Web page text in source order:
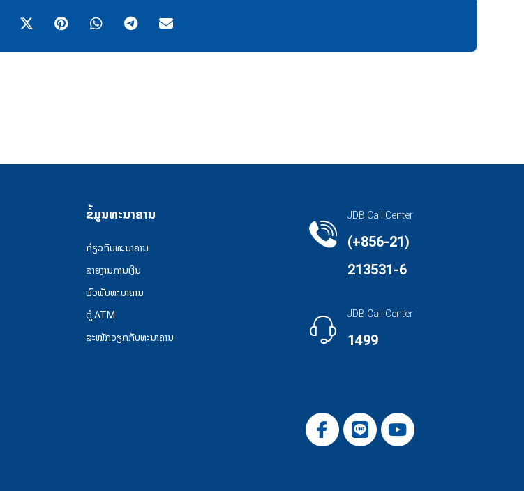
ຂໍ້ມູນທະນາຄານ
ກ່ຽວກັບທະນາຄານ
ລາຍງານການເງິນ
ພົວພັນທະນາຄານ
ຕູ້ ATM
ສະໝັກວຽກກັບທະນາຄານ
JDB Call Center
(+856-21)
213531-6
JDB Call Center
1499